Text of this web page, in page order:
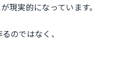
現実的になっています。
のではなく、